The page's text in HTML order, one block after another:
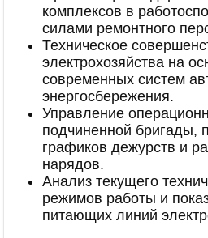
комплексов в
силами ремонтного
Техническое
электрохозяйства на
современных систем
энергосбережения.
Управление
подчиненной бригады,
графиков дежурств и
нарядов.
Анализ текущего
режимов работы и
питающих линий